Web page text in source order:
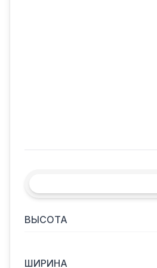
ВЫСОТА
ШИРИНА